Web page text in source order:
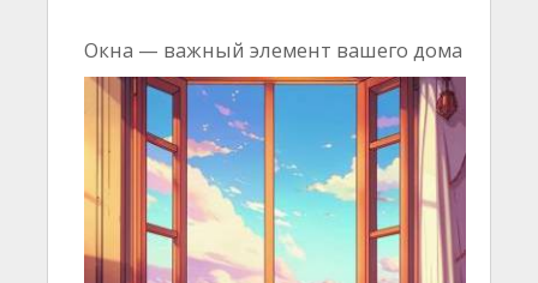
Окна — важный элемент вашего дома